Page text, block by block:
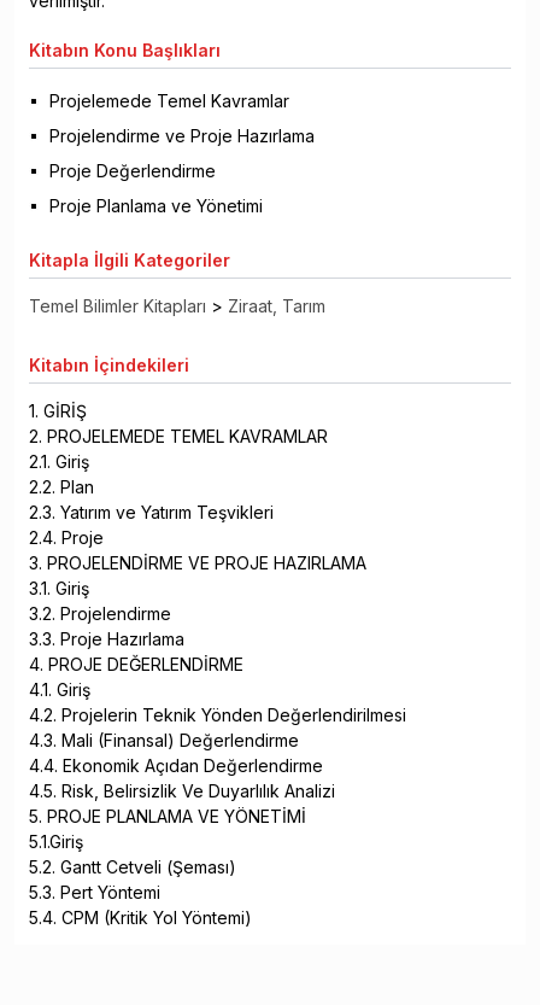
Kitabın Konu Başlıkları
Projelemede Temel Kavramlar
Projelendirme ve Proje Hazırlama
Proje Değerlendirme
Proje Planlama ve Yönetimi
Kitapla İlgili Kategoriler
Temel Bilimler Kitapları > Ziraat, Tarım
Kitabın İçindekileri
1. GİRİŞ
2. PROJELEMEDE TEMEL KAVRAMLAR
2.1. Giriş
2.2. Plan
2.3. Yatırım ve Yatırım Teşvikleri
2.4. Proje
3. PROJELENDİRME VE PROJE HAZIRLAMA
3.1. Giriş
3.2. Projelendirme
3.3. Proje Hazırlama
4. PROJE DEĞERLENDİRME
4.1. Giriş
4.2. Projelerin Teknik Yönden Değerlendirilmesi
4.3. Mali (Finansal) Değerlendirme
4.4. Ekonomik Açıdan Değerlendirme
4.5. Risk, Belirsizlik Ve Duyarlılık Analizi
5. PROJE PLANLAMA VE YÖNETİMİ
5.1.Giriş
5.2. Gantt Cetveli (Şeması)
5.3. Pert Yöntemi
5.4. CPM (Kritik Yol Yöntemi)